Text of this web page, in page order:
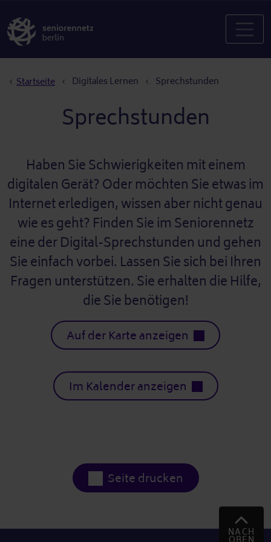
Startseite Digitales Lernen Sprechstunden
Sprechstunden
Haben Sie Schwierigkeiten mit einem
digitalen Gerät? Oder möchten Sie etwas im
Internet erledigen, wissen aber nicht genau
wie es geht? Finden Sie im Seniorennetz
eine der Digital-Sprechstunden und gehen
Sie einfach vorbei. Lassen Sie sich bei Ihren
Fragen unterstützen. Sie erhalten die Hilfe,
die Sie benötigen!
Auf der Karte anzeigen
Im Kalender anzeigen
Seite drucken
NACH